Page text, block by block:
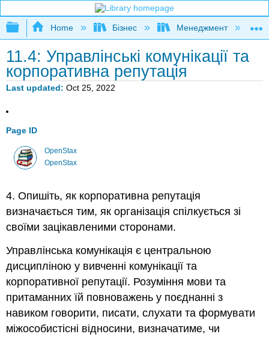
Expand/collapse global hierarchy
Home Бізнес Менеджмент
11.4: Управлінські комунікації та
корпоративна репутація
Last updated Oct 25, 2022
Page ID
OpenStax
OpenStax
4. Опишіть, як корпоративна репутація
визначається тим, як організація спілкується зі
своїми зацікавленими сторонами.
Управлінська комунікація є центральною
дисципліною у вивченні комунікації та
корпоративної репутації. Розуміння мови та
притаманних їй повноважень у поєднанні з
навиком говорити, писати, слухати та формувати
міжособистісні відносини, визначатиме, чи